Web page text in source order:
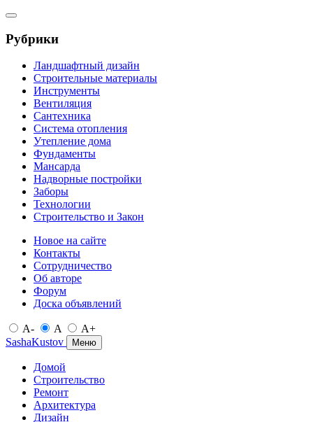
Рубрики
Ландшафтный дизайн
Строительные материалы
Инструменты
Вентиляция
Сантехника
Система отопления
Утепление дома
Фундаменты
Мансарда
Надворные постройки
Заборы
Технологии
Строительство и Закон
Новое на сайте
Контакты
Сотрудничество
Об авторе
Форум
Доска объявлений
A- A
A+
SashaKustov
Меню
Домой
Строительство
Ремонт
Архитектура
Дизайн